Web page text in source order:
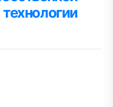
технологии